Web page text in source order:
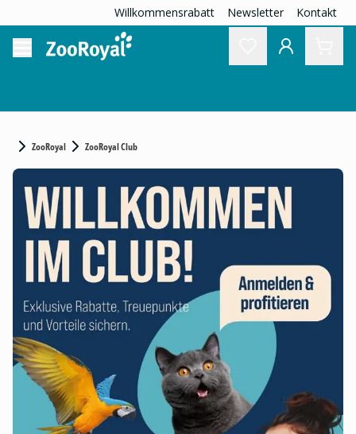
Willkommensrabatt Newsletter Kontakt
ZooRoyal ZooRoyal Club